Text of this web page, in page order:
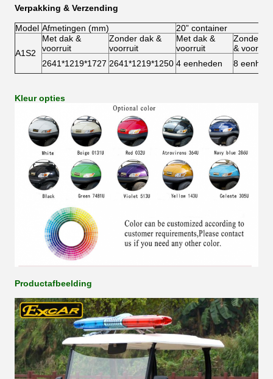
Verpakking & Verzending
Model Afmetingen (mm) 20” container
A1S2
Met dak &
voorruit
Zonder dak &
voorruit
Met dak &
voorruit
Zonder
& voorruit
2641*1219*1727 2641*1219*1250 4 eenheden 8
Kleur opties
Productafbeelding